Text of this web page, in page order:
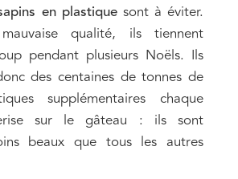
en plastiquesont à éviter.
qualité, ils tiennent
pendant plusieurs Noëls. Ils
des centaines de tonnes de
supplémentaires chaque
sur le gâteau : ils sont
beaux que tous les autres